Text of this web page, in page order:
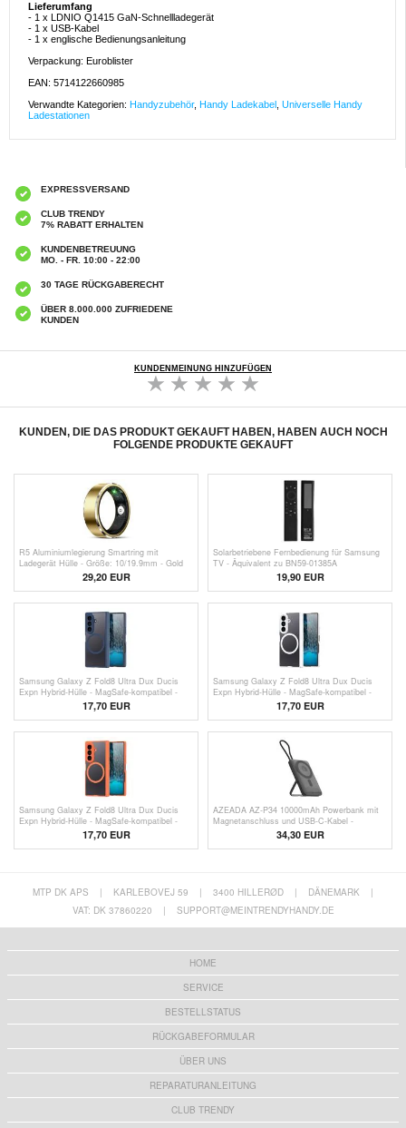
Lieferumfang
- 1 x LDNIO Q1415 GaN-Schnellladegerät
- 1 x USB-Kabel
- 1 x englische Bedienungsanleitung
Verpackung: Euroblister
EAN: 5714122660985
Verwandte Kategorien: Handyzubehör, Handy Ladekabel
Universelle Handy
Ladestationen
EXPRESSVERSAND
CLUB TRENDY
7% RABATT ERHALTEN
KUNDENBETREUUNG
MO. - FR. 10:00 - 22:00
30 TAGE RÜCKGABERECHT
ÜBER 8.000.000 ZUFRIEDENE
KUNDEN
KUNDENMEINUNG HINZUFÜGEN
KUNDEN, DIE DAS PRODUKT GEKAUFT HABEN, HABEN AUCH NOCH
FOLGENDE PRODUKTE GEKAUFT
R5 Aluminiumlegierung Smartring mit
Ladegerät Hülle - Größe: 10/19.9mm - Gold
29,20 EUR
Solarbetriebene Fernbedienung für Samsung
TV - Äquivalent zu BN59-01385A
19,90 EUR
Samsung Galaxy Z Fold8 Ultra Dux Ducis
Expn Hybrid-Hülle - MagSafe-kompatibel -
17,70 EUR
Samsung Galaxy Z Fold8 Ultra Dux Ducis
Expn Hybrid-Hülle - MagSafe-kompatibel -
17,70 EUR
Samsung Galaxy Z Fold8 Ultra Dux Ducis
Expn Hybrid-Hülle - MagSafe-kompatibel -
17,70 EUR
AZEADA AZ-P34 10000mAh Powerbank mit
Magnetanschluss und USB-C-Kabel -
22.5W/15W - Dunkelgrau
34,30 EUR
MTP DK APS | KARLEBOVEJ 59 | 3400 HILLERØD | DÄNEMARK
|
VAT: DK 37860220
| SUPPORT@MEINTRENDYHANDY.DE
HOME
SERVICE
BESTELLSTATUS
RÜCKGABEFORMULAR
ÜBER UNS
REPARATURANLEITUNG
CLUB TRENDY